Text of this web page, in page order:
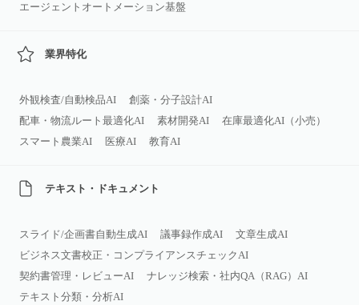
エージェントオートメーション基盤
業界特化
外観検査/自動検品AI
創薬・分子設計AI
配車・物流ルート最適化AI
素材開発AI
在庫最適化AI（小売）
スマート農業AI
医療AI 教育AI
テキスト・ドキュメント
スライド/企画書自動生成AI 議事録作成AI
文章生成AI
ビジネス文書校正・コンプライアンスチェックAI
契約書管理・レビューAI
ナレッジ検索・社内QA（RAG）AI
テキスト分類・分析AI